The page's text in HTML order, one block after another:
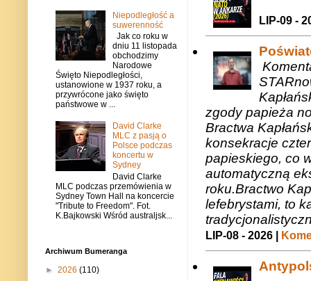
LIP-09 -
zgody papieża
Bractwa
konsekracje
papieskiego, co
automatyczną
roku.Bractwo
lefebrystami, to
LIP-08 - 2026 |
Niepodległość a
suwerenność
Jak co roku w
dniu 11 listopada
obchodzimy
Narodowe
Święto Niepodległości,
ustanowione w 1937 roku, a
przywrócone jako święto
państwowe w ...
David Clarke
MLC z pasją o
Polsce podczas
koncertu w
Sydney
David Clarke
MLC podczas przemówienia w
Sydney Town Hall na koncercie
"Tribute to Freedom". Fot.
K.Bajkowski Wśród australjsk...
Archiwum Bumeranga
► 2026 (110)